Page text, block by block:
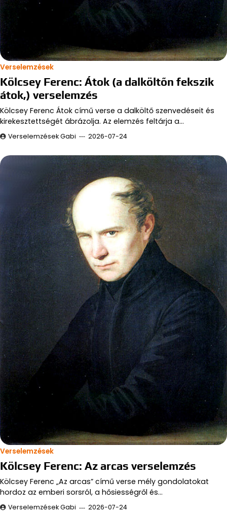
Verselemzések
Kölcsey Ferenc: Átok (a dalköltőn fekszik
átok,) verselemzés
Kölcsey Ferenc Átok című verse a dalköltő szenvedéseit és
kirekesztettségét ábrázolja. Az elemzés feltárja a…
Verselemzések Gabi 2026-07-24
Verselemzések
Kölcsey Ferenc: Az arcas verselemzés
Kölcsey Ferenc „Az arcas” című verse mély gondolatokat
hordoz az emberi sorsról, a hősiességről és…
Verselemzések Gabi 2026-07-24